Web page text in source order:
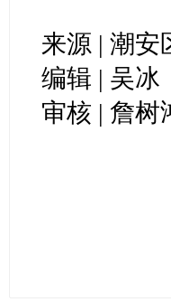
来源 | 潮安
编辑 | 吴冰
审核 | 詹树